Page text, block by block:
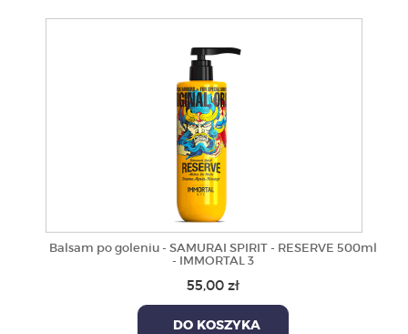
Balsam po goleniu - SAMURAI SPIRIT - RESERVE 500ml
- IMMORTAL 3
55,00 zł
DO KOSZYKA